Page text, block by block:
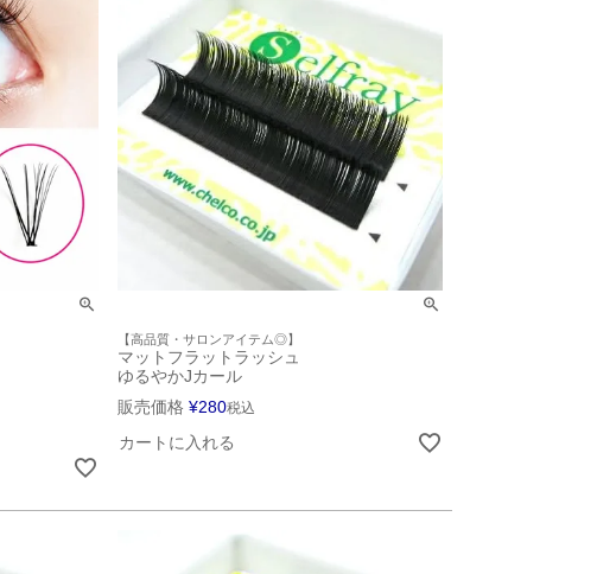
【高品質・サロンアイテム◎】
マットフラットラッシュ
ゆるやかJカール
販売価格 ¥280税込
カートに入れる